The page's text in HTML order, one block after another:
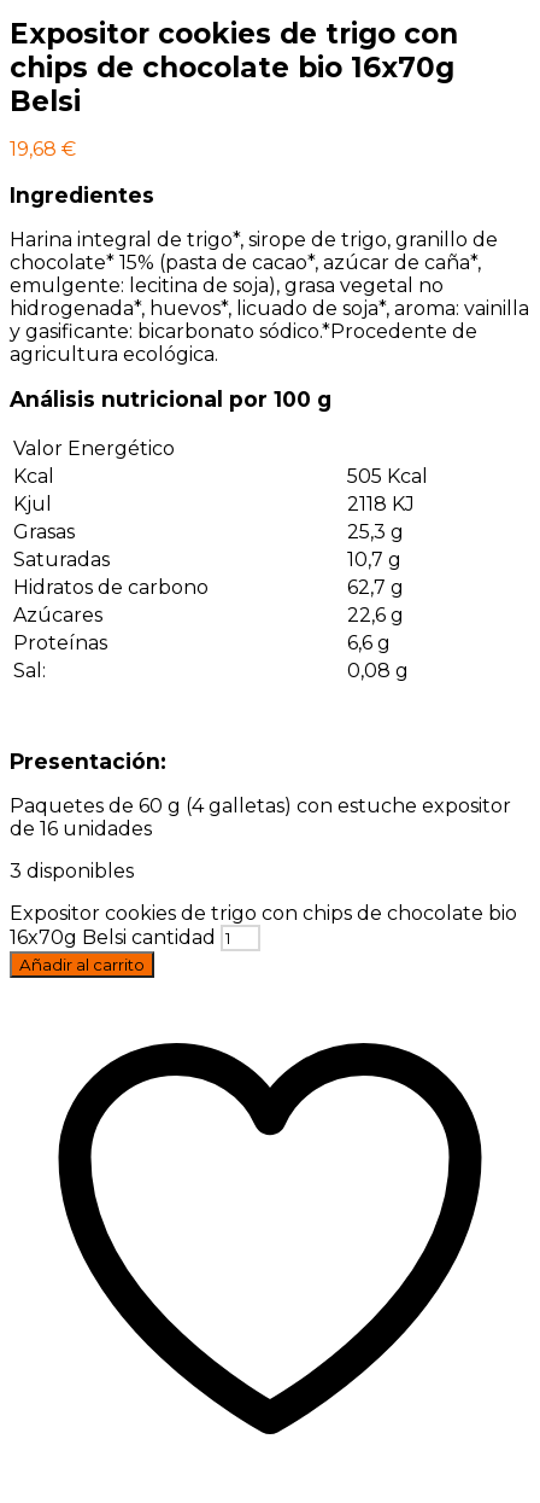
Expositor cookies de trigo con
chips de chocolate bio 16x70g
Belsi
19,68 €
Ingredientes
Harina integral de trigo*, sirope de trigo, granillo de
chocolate* 15% (pasta de cacao*, azúcar de caña*,
emulgente: lecitina de soja), grasa vegetal no
hidrogenada*, huevos*, licuado de soja*, aroma: vainilla
y gasificante: bicarbonato sódico.*Procedente de
agricultura ecológica.
Análisis nutricional por 100 g
Valor Energético
Kcal
505 Kcal
Kjul
2118 KJ
Grasas
25,3 g
Saturadas
10,7 g
Hidratos de carbono
62,7 g
Azúcares
22,6 g
Proteínas
6,6 g
Sal:
0,08 g
Presentación:
Paquetes de 60 g (4 galletas) con estuche expositor
de 16 unidades
3 disponibles
Expositor cookies de trigo con chips de chocolate bio
16x70g Belsi cantidad
Añadir al carrito